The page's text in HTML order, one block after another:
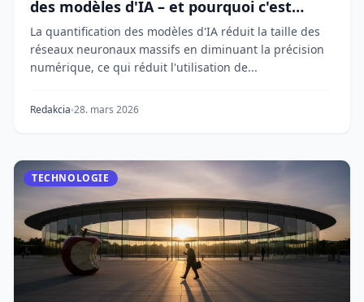
des modèles d'IA – et pourquoi c'est
important
La quantification des modèles d'IA réduit la taille des
réseaux neuronaux massifs en diminuant la précision
numérique, ce qui réduit l'utilisation de...
Redakcia 28. mars 2026
TECHNOLOGIE